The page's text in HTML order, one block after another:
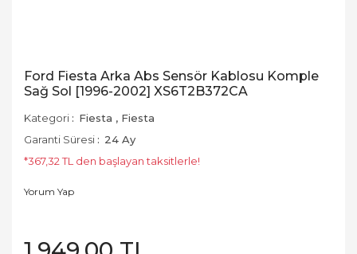
Ford Fiesta Arka Abs Sensör Kablosu Komple
Sağ Sol [1996-2002] XS6T2B372CA
Kategori Fiesta , Fiesta
Garanti Süresi
24 Ay
*367,32 TL den başlayan taksitlerle!
Yorum Yap